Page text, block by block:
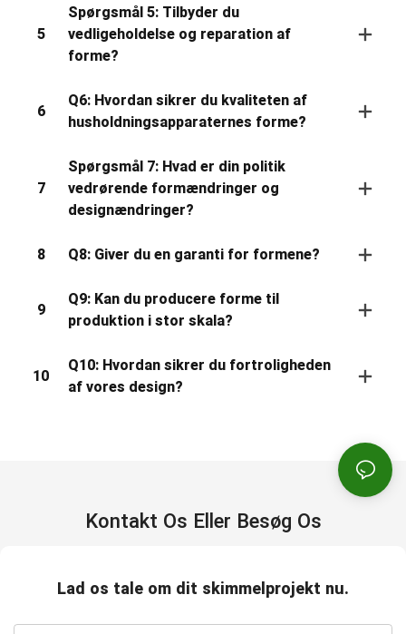
5
Spørgsmål 5: Tilbyder du
vedligeholdelse og reparation af
forme?
6
Q6: Hvordan sikrer du kvaliteten af ​​
husholdningsapparaternes forme?
7
Spørgsmål 7: Hvad er din politik
vedrørende formændringer og
designændringer?
8 Q8: Giver du en garanti for formene?
9
Q9: Kan du producere forme til
produktion i stor skala?
10
Q10: Hvordan sikrer du fortroligheden
af ​​vores design?
Kontakt Os Eller Besøg Os
Lad os tale om dit skimmelprojekt nu.